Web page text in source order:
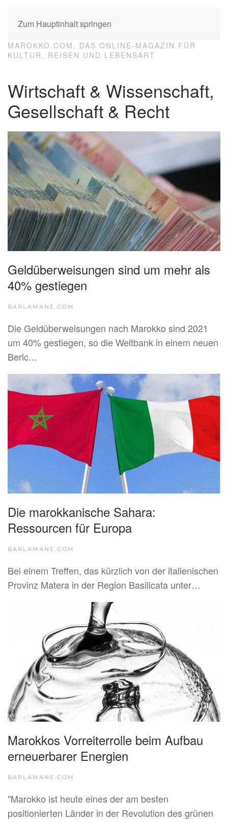
Zum Hauptinhalt springen
MAROKKO.COM, DAS ONLINE-MAGAZIN FÜR
KULTUR, REISEN UND LEBENSART
Wirtschaft & Wissenschaft,
Gesellschaft & Recht
Geldüberweisungen sind um mehr als
40% gestiegen
BARLAMANE.COM
Die Geldüberweisungen nach Marokko sind 2021
um 40% gestiegen, so die Weltbank in einem neuen
Beric…
Die marokkanische Sahara:
Ressourcen für Europa
BARLAMANE.COM
Bei einem Treffen, das kürzlich von der italienischen
Provinz Matera in der Region Basilicata unter…
Marokkos Vorreiterrolle beim Aufbau
erneuerbarer Energien
BARLAMANE.COM
"Marokko ist heute eines der am besten
positionierten Länder in der Revolution des grünen